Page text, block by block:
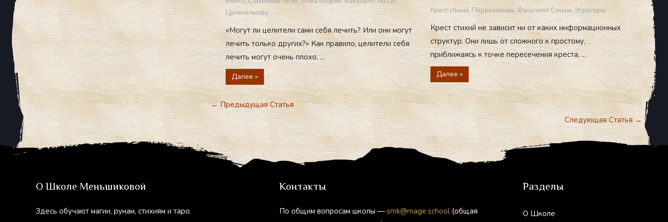
Целительство
«Могут ли целители сами себя лечить? Или они могут
лечить только других?» Как правило, целители себя
лечить могут очень плохо, ...
Далее »
Крест стихий, Первоосновы,Факультет Стихии,Эгрегоры
Крест стихий не зависит ни от каких информационных
структур. Они лишь от сложного к простому,
приближаясь к точке пересечения креста, ...
Далее »
←Предыдущая Статья
Следующая Статья→
О Школе Меньшиковой
Здесь обучают магии, рунам, стихиям и таро.
Контакты
По общим вопросам школы — smk@mage.school (общая
Разделы
О Школе